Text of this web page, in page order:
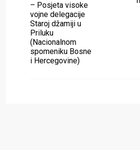
– Posjeta visoke
vojne delegacije
Staroj džamiji u
Priluku
(Nacionalnom
spomeniku Bosne
i Hercegovine)